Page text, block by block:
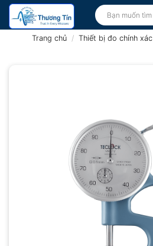
Bỏ
qua
Tìm
kiếm:
Trang chủ / Thiết bị đo chính xác